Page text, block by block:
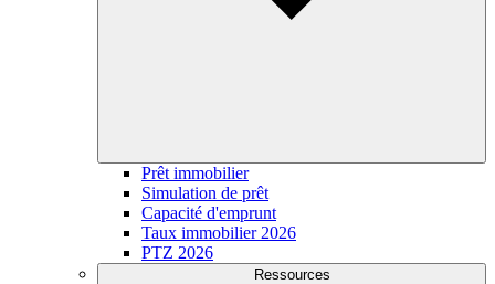
Prêt immobilier
Simulation de prêt
Capacité d'emprunt
Taux immobilier 2026
PTZ 2026
Ressources